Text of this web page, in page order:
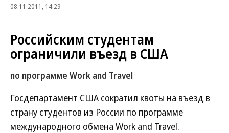
08.11.2011, 14:29
Российским студентам
ограничили въезд в США
по программе Work and Travel
Госдепартамент США сократил квоты на въезд в
страну студентов из России по программе
международного обмена Work and Travel.